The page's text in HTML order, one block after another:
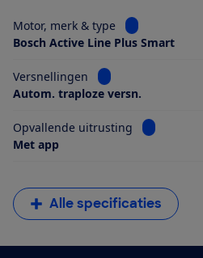
Motor, merk & type
Bekijk
Bosch Active Line Plus Smart
Versnellingen
Bekijk informatie
Autom. traploze versn.
Opvallende uitrusting
Bekijk
Met app
Alle specificaties